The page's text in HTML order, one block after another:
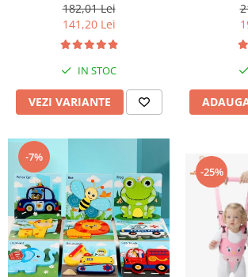
Buburuza, Maner de Impins
fara Pedale
182,01 Lei
141,20 Lei
IN STOC
VEZI VARIANTE
Sirena,
-7%
-25%